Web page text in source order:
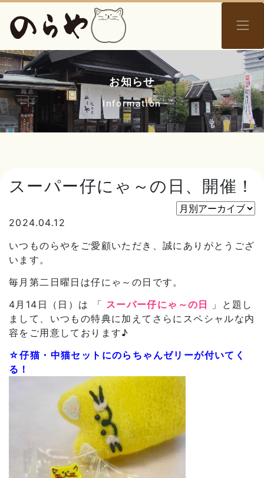
お知らせ
Information
スーパー仔にゃ～の日、開催！
2024.04.12
いつものらやをご愛顧いただき、誠にありがとうござ
います。
毎月第二日曜日は仔にゃ～の日です。
4月14日（日）は 「 スーパー仔にゃ～の日
」と題し
まして、いつもの特典に加えてさらにスペシャルな内
容をご用意しております♪
☆仔猫・中猫セットにのらちゃんゼリーが付いてく
る！